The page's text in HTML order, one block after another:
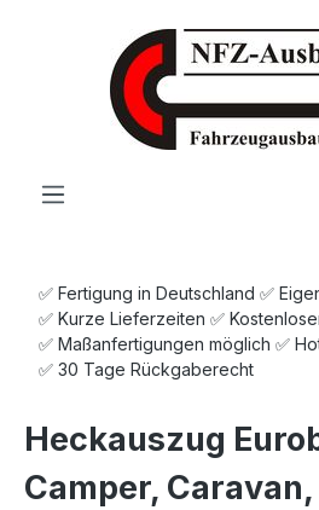
Zum Hauptinhalt springen
✅ Fertigung in Deutschland ✅
✅ Kurze Lieferzeiten ✅
✅ Maßanfertigungen möglich ✅
✅ 30 Tage Rückgaberecht
Heckauszug
Camper,